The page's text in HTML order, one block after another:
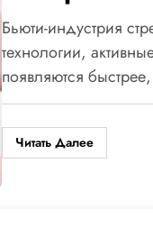
Бьюти-индустрия
технологии,
появляются
Читать Далее